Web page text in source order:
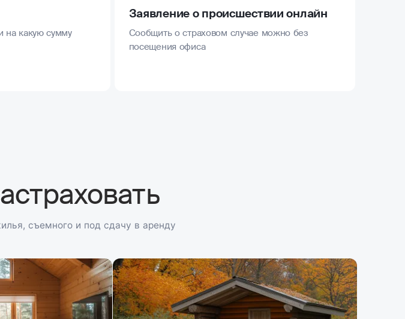
на какую сумму
Заявление о происшествии онлайн
Сообщить о страховом случае можно без
посещения офиса
съемного и под сдачу в аренду